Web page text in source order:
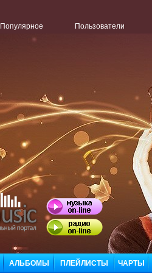
Популярное Пользователи
АЛЬБОМЫ ПЛЕЙЛИСТЫ ЧАРТЫ